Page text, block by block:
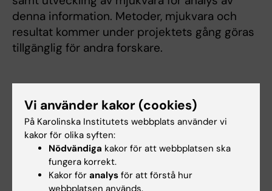
denna information. Metoder, mjukvara och
resultat kommer under projektets gång göras
tillgänglig för andra forskare.
ERC Advanced Grants i siffror
Ansökningar 2017 totalt: 2167
Beviljade ansökningar: 269
Varav inom Life Sciences: 83
Vi använder kakor (cookies)
På Karolinska Institutets webbplats använder vi
kakor för olika syften:
Nödvändiga kakor för att webbplatsen ska
fungera korrekt.
Kakor för analys för att förstå hur
webbplatsen används.